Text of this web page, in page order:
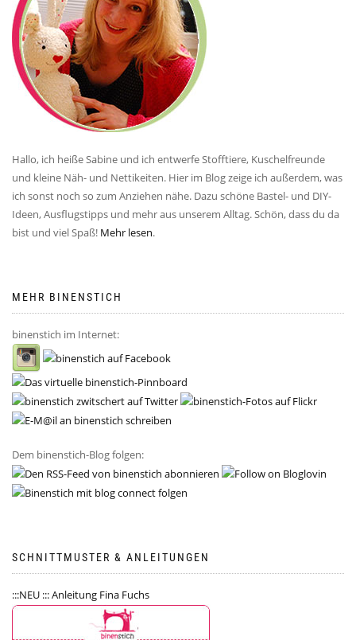
Hallo, ich heiße Sabine und ich entwerfe Stofftiere, Kuschelfreunde
und kleine Näh- und Nettikeiten. Hier im Blog zeige ich außerdem, was
ich sonst noch so zum Anziehen nähe. Dazu schöne Bastel- und DIY-
Ideen, Ausflugstipps und mehr aus unserem Alltag. Schön, dass du da
bist und viel Spaß! Mehr lesen.
MEHR BINENSTICH
binenstich im Internet:
Dem binenstich-Blog folgen:
SCHNITTMUSTER & ANLEITUNGEN
:::NEU ::: Anleitung Fina Fuchs